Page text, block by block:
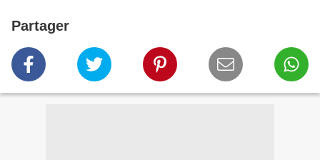
Partager